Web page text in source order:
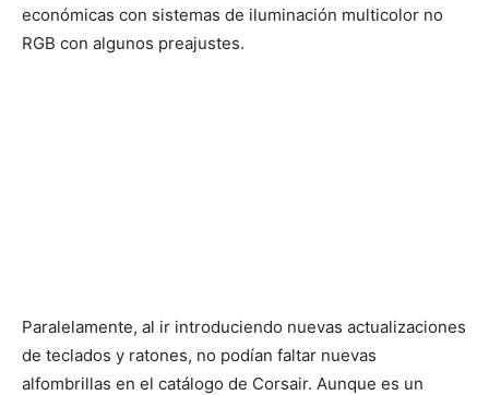
económicas con sistemas de iluminación multicolor no
RGB con algunos preajustes.
Paralelamente, al ir introduciendo nuevas actualizaciones
de teclados y ratones, no podían faltar nuevas
alfombrillas en el catálogo de Corsair. Aunque es un